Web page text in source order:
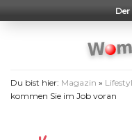
to
Der
Du bist hier: Magazin »
kommen Sie im Job voran